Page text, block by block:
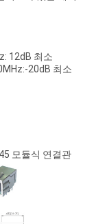
12dB 최소
20dB 최소
모듈식 연결관